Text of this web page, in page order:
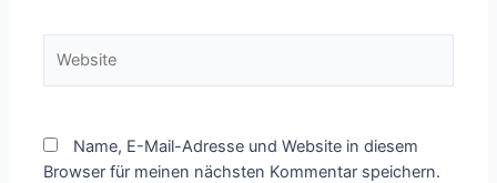
Name, E-Mail-Adresse und Website in diesem
Browser für meinen nächsten Kommentar speichern.